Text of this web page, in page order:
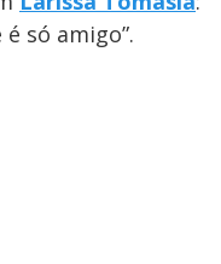
só amigo”.